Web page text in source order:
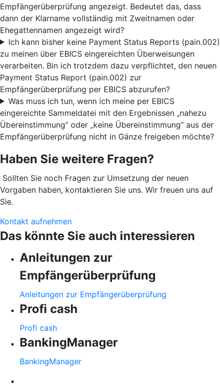
Empfängerüberprüfung angezeigt. Bedeutet das, dass
dann der Klarname vollständig mit Zweitnamen oder
Ehegattennamen angezeigt wird?
Ich kann bisher keine Payment Status Reports (pain.002)
zu meinen über EBICS eingereichten Überweisungen
verarbeiten. Bin ich trotzdem dazu verpflichtet, den neuen
Payment Status Report (pain.002) zur
Empfängerüberprüfung per EBICS abzurufen?
Was muss ich tun, wenn ich meine per EBICS
eingereichte Sammeldatei mit den Ergebnissen „nahezu
Übereinstimmung“ oder „keine Übereinstimmung“ aus der
Empfängerüberprüfung nicht in Gänze freigeben möchte?
Haben Sie weitere Fragen?
Sollten Sie noch Fragen zur Umsetzung der neuen
Vorgaben haben, kontaktieren Sie uns. Wir freuen uns auf
Sie.
Kontakt aufnehmen
Das könnte Sie auch interessieren
Anleitungen zur
Empfängerüberprüfung
Anleitungen zur Empfängerüberprüfung
Profi cash
Profi cash
BankingManager
BankingManager